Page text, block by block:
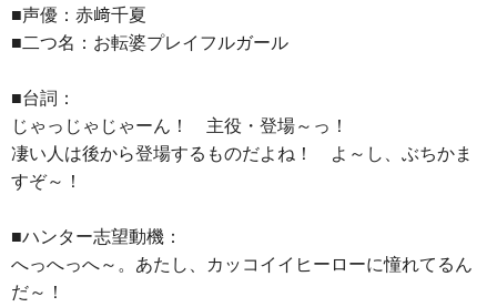
■声優：赤﨑千夏
■二つ名：お転婆プレイフルガール
■台詞：
じゃっじゃじゃーん！ 主役・登場～っ！
凄い人は後から登場するものだよね！ よ～し、ぶちかま
すぞ～！
■ハンター志望動機：
へっへっへ～。あたし、カッコイイヒーローに憧れてるん
だ～！